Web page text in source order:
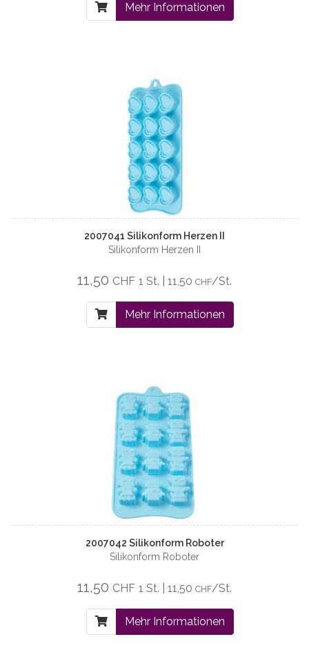
Mehr Informationen
2007041 Silikonform Herzen II
Silikonform Herzen II
11,50 CHF 1 St. | 11,50 CHF/St.
Mehr Informationen
2007042 Silikonform Roboter
Silikonform Roboter
11,50 CHF 1 St. | 11,50 CHF/St.
Mehr Informationen